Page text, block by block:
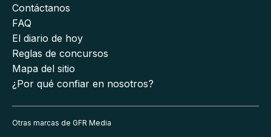
Contáctanos
FAQ
El diario de hoy
Reglas de concursos
Mapa del sitio
¿Por qué confiar en nosotros?
Otras marcas de GFR Media